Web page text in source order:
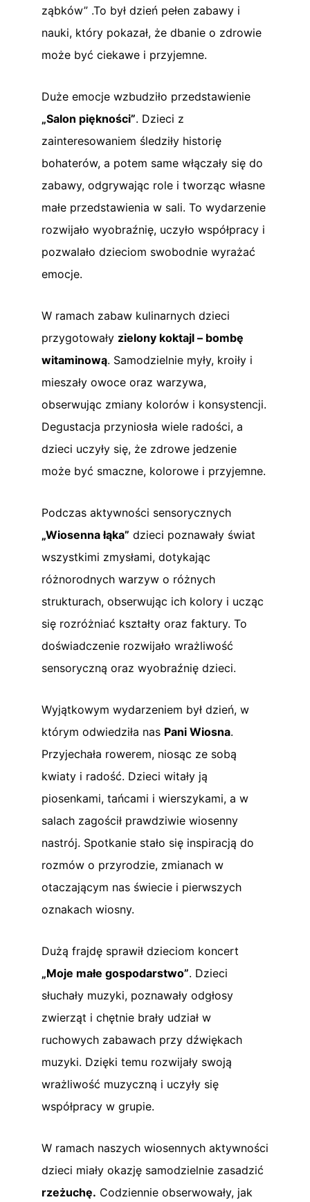
ząbków” .To był dzień pełen zabawy i
nauki, który pokazał, że dbanie o zdrowie
może być ciekawe i przyjemne.
Duże emocje wzbudziło przedstawienie
„Salon piękności”. Dzieci z
zainteresowaniem śledziły historię
bohaterów, a potem same włączały się do
zabawy, odgrywając role i tworząc własne
małe przedstawienia w sali. To wydarzenie
rozwijało wyobraźnię, uczyło współpracy i
pozwalało dzieciom swobodnie wyrażać
emocje.
W ramach zabaw kulinarnych dzieci
przygotowały zielony koktajl – bombę
witaminową. Samodzielnie myły, kroiły i
mieszały owoce oraz warzywa,
obserwując zmiany kolorów i konsystencji.
Degustacja przyniosła wiele radości, a
dzieci uczyły się, że zdrowe jedzenie
może być smaczne, kolorowe i przyjemne.
Podczas aktywności sensorycznych
„Wiosenna łąka” dzieci poznawały świat
wszystkimi zmysłami, dotykając
różnorodnych warzyw o różnych
strukturach, obserwując ich kolory i ucząc
się rozróżniać kształty oraz faktury. To
doświadczenie rozwijało wrażliwość
sensoryczną oraz wyobraźnię dzieci.
Wyjątkowym wydarzeniem był dzień, w
którym odwiedziła nas Pani Wiosna.
Przyjechała rowerem, niosąc ze sobą
kwiaty i radość. Dzieci witały ją
piosenkami, tańcami i wierszykami, a w
salach zagościł prawdziwie wiosenny
nastrój. Spotkanie stało się inspiracją do
rozmów o przyrodzie, zmianach w
otaczającym nas świecie i pierwszych
oznakach wiosny.
Dużą frajdę sprawił dzieciom koncert
„Moje małe gospodarstwo”. Dzieci
słuchały muzyki, poznawały odgłosy
zwierząt i chętnie brały udział w
ruchowych zabawach przy dźwiękach
muzyki. Dzięki temu rozwijały swoją
wrażliwość muzyczną i uczyły się
współpracy w grupie.
W ramach naszych wiosennych aktywności
dzieci miały okazję samodzielnie zasadzić
rzeżuchę. Codziennie obserwowały, jak